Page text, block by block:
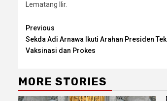
Lematang Ilir.
Continue
Reading
Previous
Sekda Adi Arnawa Ikuti Arahan Presiden
Vaksinasi dan Prokes
MORE STORIES